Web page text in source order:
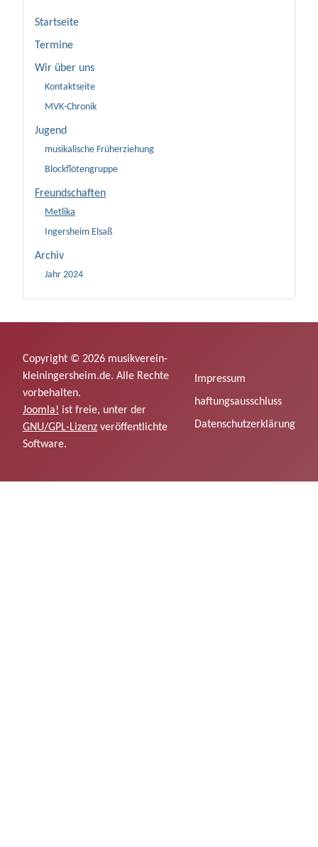
Startseite
Termine
Wir über uns
Kontaktseite
MVK-Chronik
Jugend
musikalische Früherziehung
Blockflötengruppe
Freundschaften
Metlika
Ingersheim Elsaß
Archiv
Jahr 2024
Copyright © 2026 musikverein-
kleiningersheim.de. Alle Rechte
vorbehalten.
Joomla! ist freie, unter der
GNU/GPL-Lizenz veröffentlichte
Software.
Impressum
haftungsausschluss
Datenschutzerklärung